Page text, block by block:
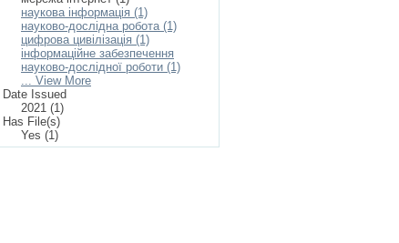
наукова інформація (1)
науково-дослідна робота (1)
цифрова цивілізація (1)
інформаційне забезпечення
науково-дослідної роботи (1)
... View More
Date Issued
2021 (1)
Has File(s)
Yes (1)